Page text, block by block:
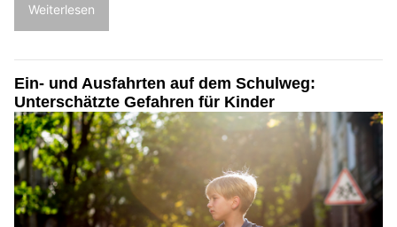
Weiterlesen
Ein- und Ausfahrten auf dem Schulweg:
Unterschätzte Gefahren für Kinder